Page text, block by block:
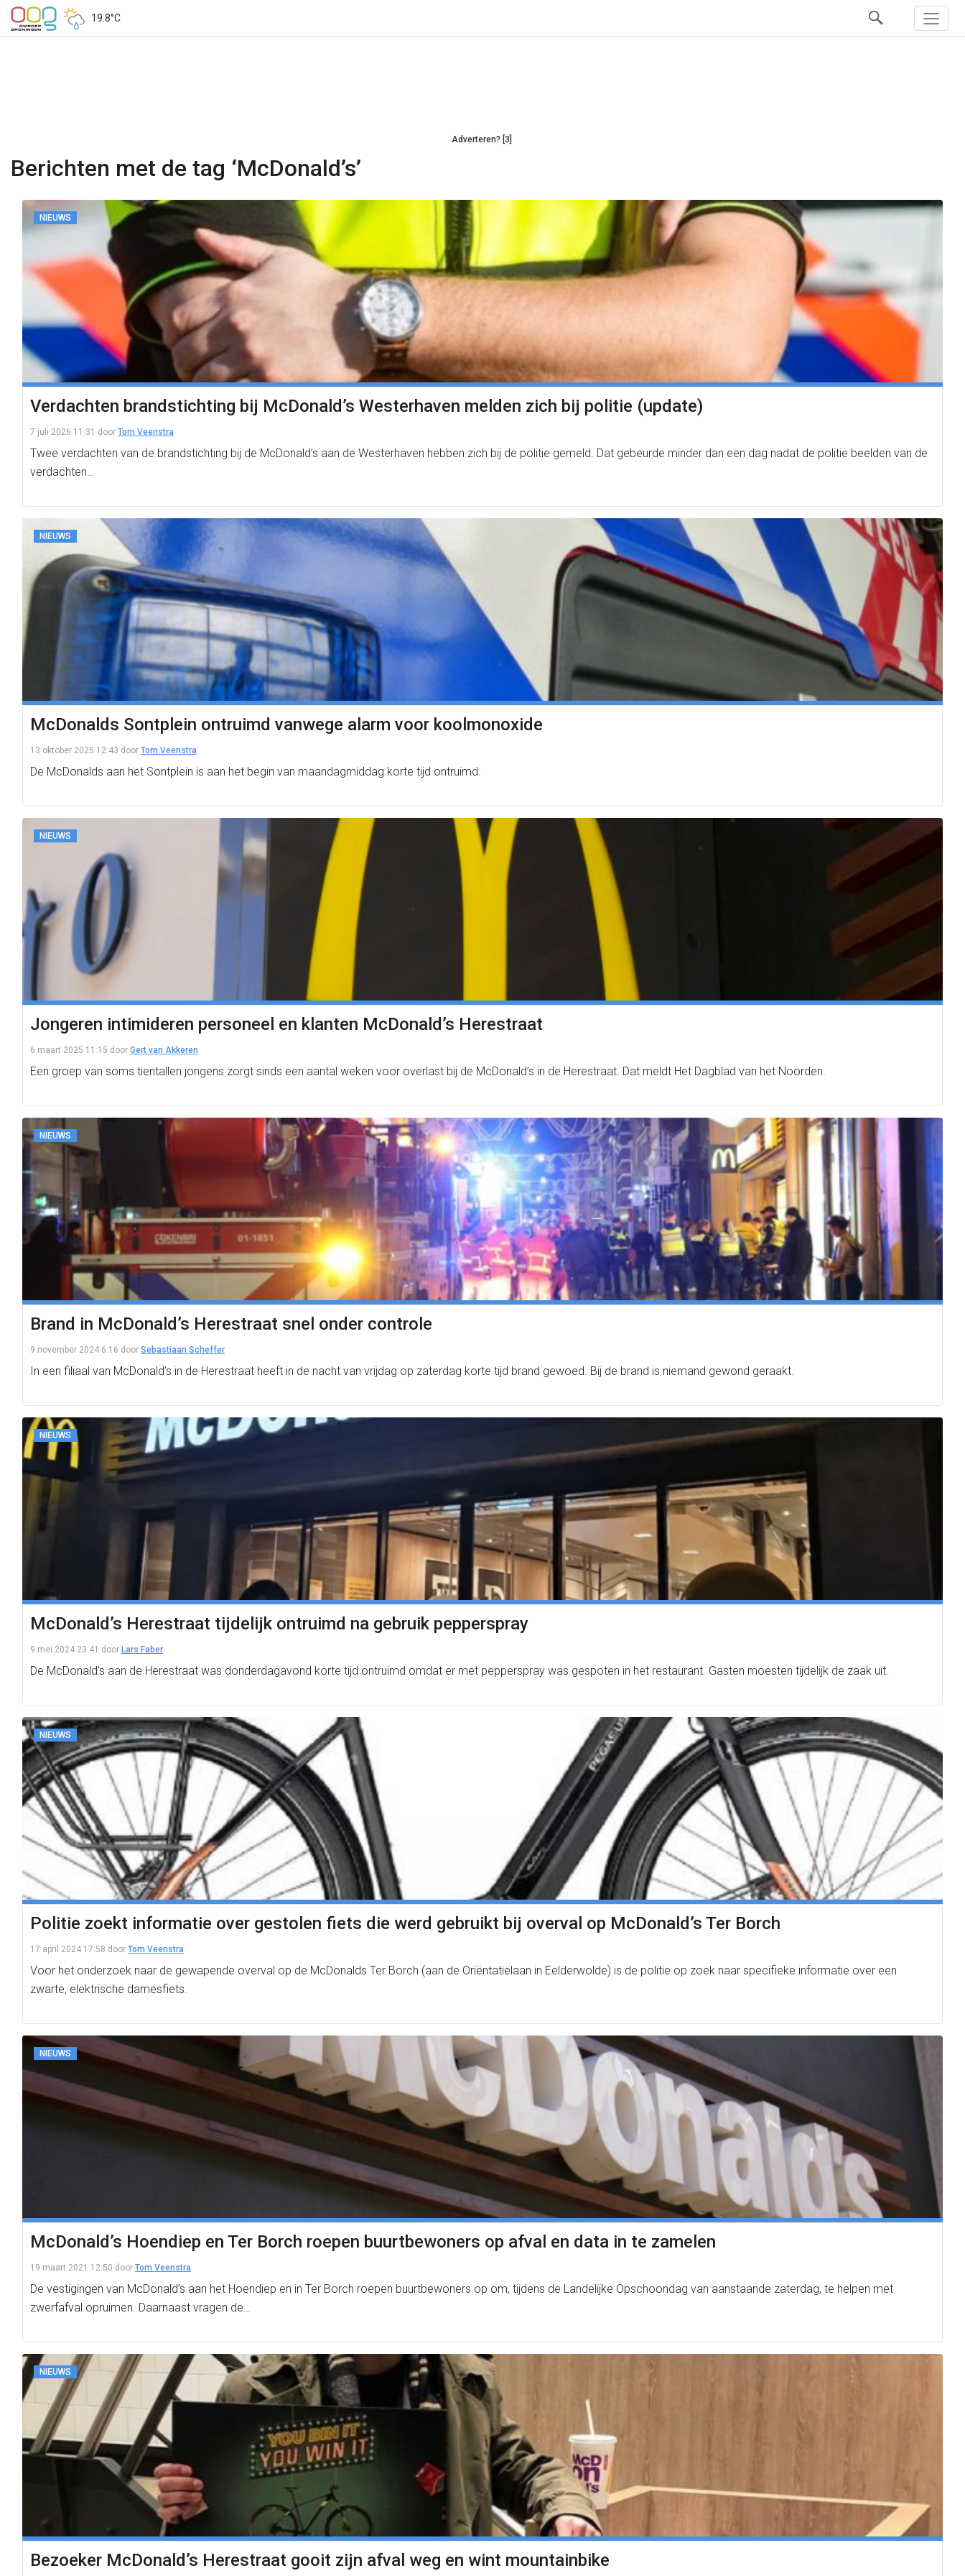
19.8°C
Adverteren? [3]
Berichten met de tag ‘McDonald’s’
NIEUWS
Verdachten brandstichting bij McDonald’s Westerhaven melden zich bij politie (update)
7 juli 2026 11:31 door Tom Veenstra
Twee verdachten van de brandstichting bij de McDonald’s aan de Westerhaven hebben zich bij de politie gemeld. Dat gebeurde minder dan een dag nadat de politie beelden van de
verdachten…
NIEUWS
McDonalds Sontplein ontruimd vanwege alarm voor koolmonoxide
13 oktober 2025 12:43 door Tom Veenstra
De McDonalds aan het Sontplein is aan het begin van maandagmiddag korte tijd ontruimd.
NIEUWS
Jongeren intimideren personeel en klanten McDonald’s Herestraat
6 maart 2025 11:15 door Gert van Akkeren
Een groep van soms tientallen jongens zorgt sinds een aantal weken voor overlast bij de McDonald’s in de Herestraat. Dat meldt Het Dagblad van het Noorden.
NIEUWS
Brand in McDonald’s Herestraat snel onder controle
9 november 2024 6:16 door Sebastiaan Scheffer
In een filiaal van McDonald’s in de Herestraat heeft in de nacht van vrijdag op zaterdag korte tijd brand gewoed. Bij de brand is niemand gewond geraakt.
NIEUWS
McDonald’s Herestraat tijdelijk ontruimd na gebruik pepperspray
9 mei 2024 23:41 door Lars Faber
De McDonald’s aan de Herestraat was donderdagavond korte tijd ontruimd omdat er met pepperspray was gespoten in het restaurant. Gasten moesten tijdelijk de zaak uit.
NIEUWS
Politie zoekt informatie over gestolen fiets die werd gebruikt bij overval op McDonald’s Ter Borch
17 april 2024 17:58 door Tom Veenstra
Voor het onderzoek naar de gewapende overval op de McDonalds Ter Borch (aan de Oriëntatielaan in Eelderwolde) is de politie op zoek naar specifieke informatie over een
zwarte, elektrische damesfiets.
NIEUWS
McDonald’s Hoendiep en Ter Borch roepen buurtbewoners op afval en data in te zamelen
19 maart 2021 12:50 door Tom Veenstra
De vestigingen van McDonald’s aan het Hoendiep en in Ter Borch roepen buurtbewoners op om, tijdens de Landelijke Opschoondag van aanstaande zaterdag, te helpen met
zwerfafval opruimen. Daarnaast vragen de…
NIEUWS
Bezoeker McDonald’s Herestraat gooit zijn afval weg en wint mountainbike